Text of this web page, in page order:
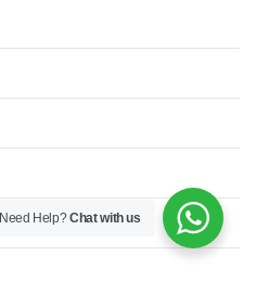
Need Help?Chat with us